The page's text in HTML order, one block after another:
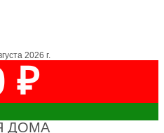
2026 г.
₽
ДОМА